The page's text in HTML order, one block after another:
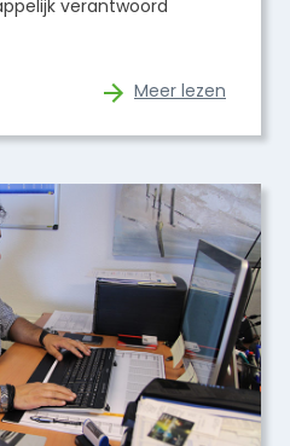
verantwoord
Meer lezen